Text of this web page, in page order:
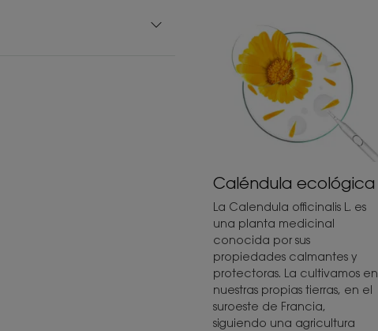
Caléndula ecológica
La Calendula officinalis L. es
una planta medicinal
conocida por sus
propiedades calmantes y
protectoras. La cultivamos en
nuestras propias tierras, en el
suroeste de Francia,
siguiendo una agricultura